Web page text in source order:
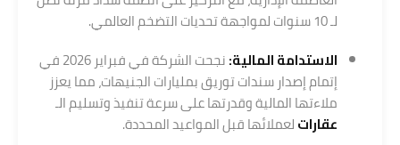
لـ 10 سنوات لمواجهة تحديات التضخم العالمي.
الاستدامة المالية:
نجحت الشركة في فبراير 2026 في
إتمام إصدار سندات توريق بمليارات الجنيهات، مما يعزز
ملاءتها المالية وقدرتها على سرعة تنفيذ وتسليم الـ
عقاراتلعملائها قبل المواعيد المحددة.